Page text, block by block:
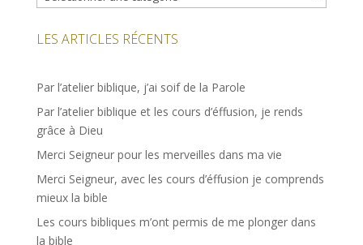
LES ARTICLES RÉCENTS
Par l’atelier biblique, j’ai soif de la Parole
Par l’atelier biblique et les cours d’éffusion, je rends
grâce à Dieu
Merci Seigneur pour les merveilles dans ma vie
Merci Seigneur, avec les cours d’éffusion je comprends
mieux la bible
Les cours bibliques m’ont permis de me plonger dans
la bible